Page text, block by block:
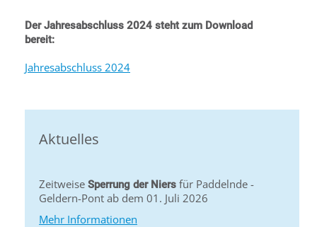
Der Jahresabschluss 2024 steht zum Download
bereit:
Jahresabschluss 2024
Aktuelles
Zeitweise Sperrung der Niers für Paddelnde -
Geldern-Pont ab dem 01. Juli 2026
Mehr Informationen